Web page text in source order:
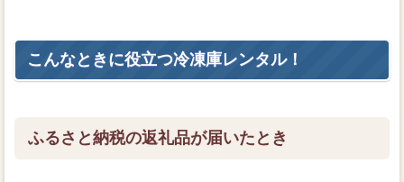
こんなときに役立つ冷凍庫レンタル！
ふるさと納税の返礼品が届いたとき